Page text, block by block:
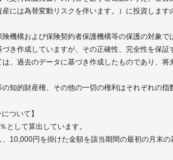
には為替変動リスクを伴います。）に投資しま
機構および保険契約者保護機構等の保護の対象
き作成していますが、その正確性、完全性を保
、過去のデータに基づき作成したものであり、
知的財産権、その他の一切の権利はそれぞれの指
ついて】
として算出しています。
10,000円を掛けた金額を該当期間の最初の月末